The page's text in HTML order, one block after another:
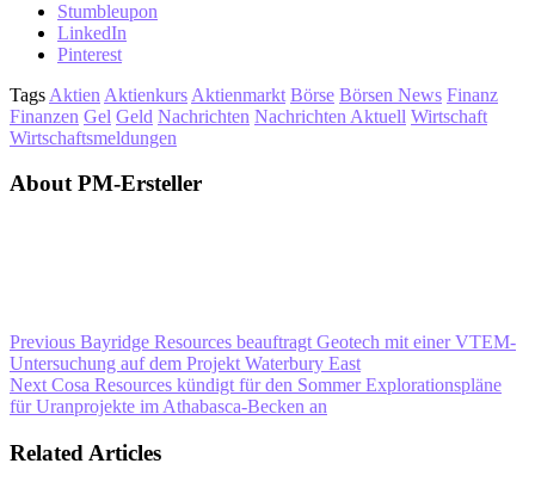
Stumbleupon
LinkedIn
Pinterest
Tags Aktien Aktienkurs Aktienmarkt Börse Börsen News Finanz
Finanzen Gel Geld Nachrichten Nachrichten Aktuell Wirtschaft
Wirtschaftsmeldungen
About PM-Ersteller
Previous Bayridge Resources beauftragt Geotech mit einer VTEM-
Untersuchung auf dem Projekt Waterbury East
Next Cosa Resources kündigt für den Sommer Explorationspläne
für Uranprojekte im Athabasca-Becken an
Related Articles